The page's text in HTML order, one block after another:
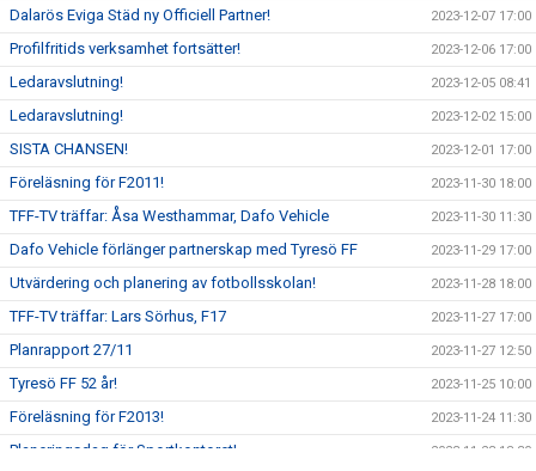
Dalarös Eviga Städ ny Officiell Partner! 2023-12-07 17:00
Profilfritids verksamhet fortsätter! 2023-12-06 17:00
Ledaravslutning! 2023-12-05 08:41
Ledaravslutning! 2023-12-02 15:00
SISTA CHANSEN! 2023-12-01 17:00
Föreläsning för F2011! 2023-11-30 18:00
TFF-TV träffar: Åsa Westhammar, Dafo Vehicle 2023-11-30 11:30
Dafo Vehicle förlänger partnerskap med Tyresö FF 2023-11-29 17:00
Utvärdering och planering av fotbollsskolan! 2023-11-28 18:00
TFF-TV träffar: Lars Sörhus, F17 2023-11-27 17:00
Planrapport 27/11 2023-11-27 12:50
Tyresö FF 52 år! 2023-11-25 10:00
Föreläsning för F2013! 2023-11-24 11:30
Planeringsdag för Sportkontoret! 2023-11-23 18:30